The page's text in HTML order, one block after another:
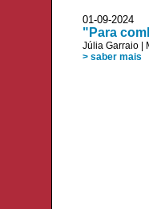
01-09-2024
"Para
Júlia Garraio
> saber mais